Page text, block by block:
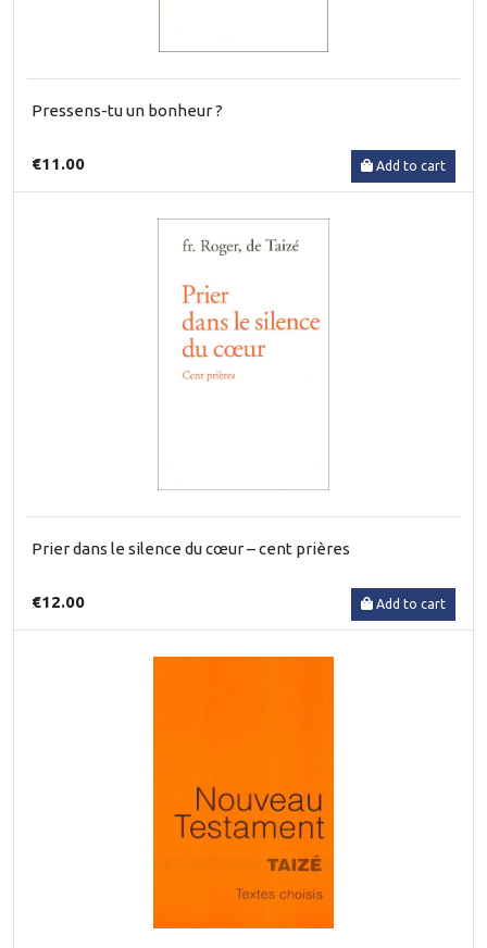
Pressens-tu un bonheur ?
€11.00 Add to cart
Prier dans le silence du cœur – cent prières
€12.00 Add to cart